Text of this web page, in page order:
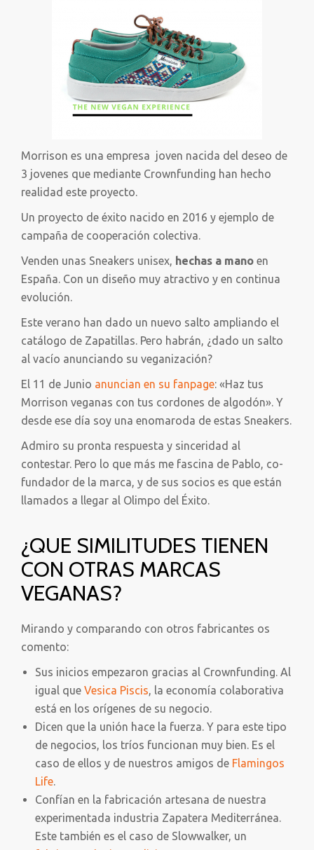
Morrison es una empresa joven nacida del deseo de
3 jovenes que mediante Crownfunding han hecho
realidad este proyecto.
Un proyecto de éxito nacido en 2016 y ejemplo de
campaña de cooperación colectiva.
Venden unas Sneakers unisex, hechas a mano en
España. Con un diseño muy atractivo y en continua
evolución.
Este verano han dado un nuevo salto ampliando el
catálogo de Zapatillas. Pero habrán, ¿dado un salto
al vacío anunciando su veganización?
El 11 de Junio anuncian en su fanpage: «Haz tus
Morrison veganas con tus cordones de algodón». Y
desde ese día soy una enomaroda de estas Sneakers.
Admiro su pronta respuesta y sinceridad al
contestar. Pero lo que más me fascina de Pablo, co-
fundador de la marca, y de sus socios es que están
llamados a llegar al Olimpo del Éxito.
¿QUE SIMILITUDES TIENEN
CON OTRAS MARCAS
VEGANAS?
Mirando y comparando con otros fabricantes os
comento:
Sus inicios empezaron gracias al Crownfunding. Al
igual que Vesica Piscis, la economía colaborativa
está en los orígenes de su negocio.
Dicen que la unión hace la fuerza. Y para este tipo
de negocios, los tríos funcionan muy bien. Es el
caso de ellos y de nuestros amigos de Flamingos
Life.
Confían en la fabricación artesana de nuestra
experimentada industria Zapatera Mediterránea.
Este también es el caso de Slowwalker, un